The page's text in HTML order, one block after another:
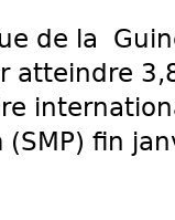
de la
atteindre
fin